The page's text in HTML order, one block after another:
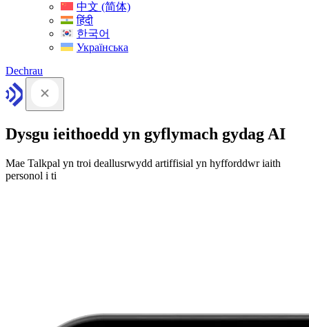
中文 (简体)
हिंदी
한국어
Українська
Dechrau
Dysgu ieithoedd yn gyflymach gydag AI
Mae Talkpal yn troi deallusrwydd artiffisial yn hyfforddwr iaith
personol i ti